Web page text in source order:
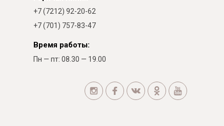
+7 (7212) 92-20-62
+7 (701) 757-83-47
Время работы:
Пн — пт: 08.30 — 19.00